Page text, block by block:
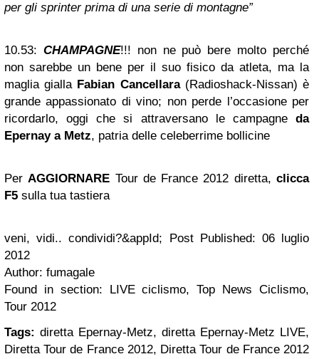
per gli sprinter prima di una serie di montagne”
10.53: CHAMPAGNE!!! non ne può bere molto perché
non sarebbe un bene per il suo fisico da atleta, ma la
maglia gialla Fabian Cancellara(Radioshack-Nissan) è
grande appassionato di vino; non perde l’occasione per
ricordarlo, oggi che si attraversano le campagne da
Epernay a Metz, patria delle celeberrime bollicine
PerAGGIORNARE Tour de France 2012 diretta,clicca
F5 sulla tua tastiera
veni, vidi.. condividi?&appId; Post Published: 06 luglio
2012
Author: fumagale
Found in section: LIVE ciclismo, Top News Ciclismo,
Tour 2012
Tags: diretta Epernay-Metz, diretta Epernay-Metz LIVE,
Diretta Tour de France 2012, Diretta Tour de France 2012